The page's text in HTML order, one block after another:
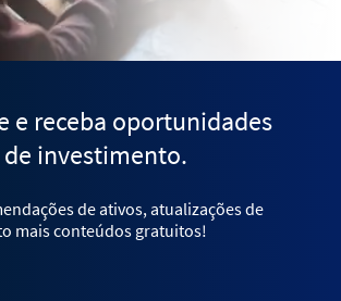
e receba oportunidades
investimento.
de ativos, atualizações de
mais conteúdos gratuitos!